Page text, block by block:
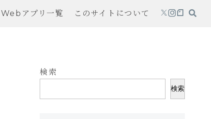
Webアプリ一覧 このサイトについて
検索
検索